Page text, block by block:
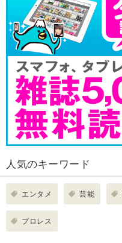
人気のキーワード
エンタメ 芸能
プロレス